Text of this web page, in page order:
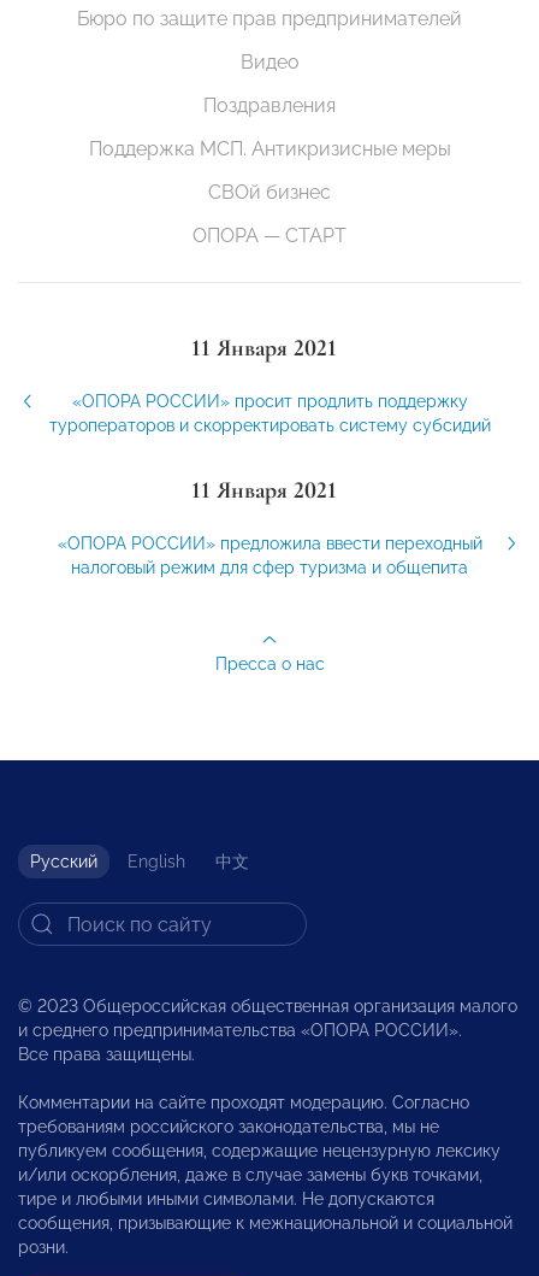
Бюро по защите прав предпринимателей
Видео
Поздравления
Поддержка МСП. Антикризисные меры
СВОй бизнес
ОПОРА — СТАРТ
11 Января 2021
«ОПОРА РОССИИ» просит продлить поддержку
туроператоров и скорректировать систему субсидий
11 Января 2021
«ОПОРА РОССИИ» предложила ввести переходный
налоговый режим для сфер туризма и общепита
Пресса о нас
Русский English 中文
© 2023 Общероссийская общественная организация малого
и среднего предпринимательства «ОПОРА РОССИИ».
Все права защищены.
Комментарии на сайте проходят модерацию. Согласно
требованиям российского законодательства, мы не
публикуем сообщения, содержащие нецензурную лексику
и/или оскорбления, даже в случае замены букв точками,
тире и любыми иными символами. Не допускаются
сообщения, призывающие к межнациональной и социальной
розни.